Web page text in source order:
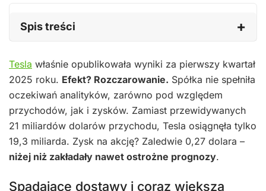
Spis treści
Tesla właśnie opublikowała wyniki za pierwszy kwartał
2025 roku. Efekt? Rozczarowanie. Spółka nie spełniła
oczekiwań analityków, zarówno pod względem
przychodów, jak i zysków. Zamiast przewidywanych
21 miliardów dolarów przychodu, Tesla osiągnęła tylko
19,3 miliarda. Zysk na akcję? Zaledwie 0,27 dolara –
niżej niż zakładały nawet ostrożne prognozy.
Spadające dostawy i coraz większa